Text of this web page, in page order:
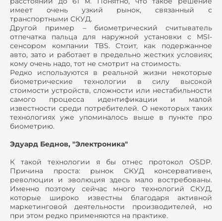
имеет очень узкий рынок, связанный с
транспортными СКУД.
Другой пример – биометрический считыватель
отпечатка пальца для наружной установки с MSI-
сенсором компании TBS. Стоит, как подержанное
авто, зато и работает в предельно жестких условиях;
кому очень надо, тот не смотрит на стоимость.
Редко используются в реальной жизни некоторые
биометрические технологии в силу высокой
стоимости устройств, сложности или нестабильности
самого процесса идентификации и малой
известности среди потребителей. О некоторых таких
технологиях уже упоминалось выше в пункте про
биометрию.
Эдуард Беднов, "Электроника"
К такой технологии я бы отнес протокол OSDP.
Причина проста: рынок СКУД консервативен,
революции и эволюция здесь мало востребованы.
Именно поэтому сейчас много технологий СКУД,
которые широко известны благодаря активной
маркетинговой деятельности производителей, но
при этом редко применяются на практике.